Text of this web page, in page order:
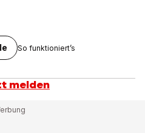
So funktioniert’s
melden